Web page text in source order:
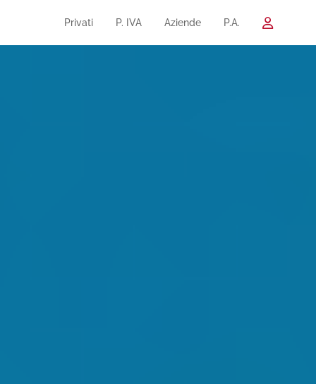
Privati P. IVA Aziende P.A.